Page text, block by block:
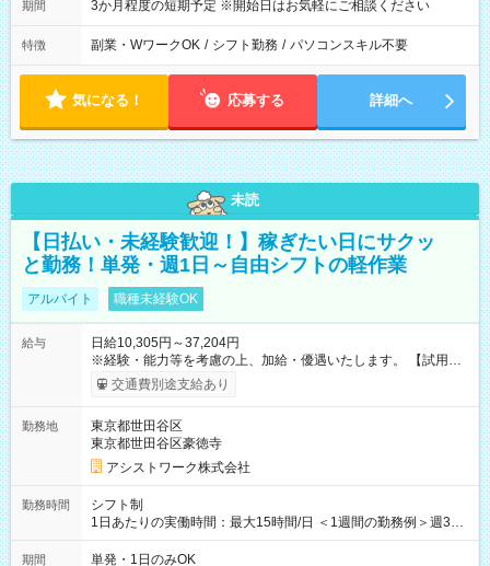
期間 3か月程度の短期予定 ※開始日はお気軽にご相談ください
特徴 副業・WワークOK / シフト勤務 / パソコンスキル不要
気になる！ 応募する 詳細へ
未読
【日払い・未経験歓迎！】稼ぎたい日にサクッ
と勤務！単発・週1日～自由シフトの軽作業
アルバイト 職種未経験OK
給与
日給10,305円～37,204円
※経験・能力等を考慮の上、加給・優遇いたします。 【試用期
間】試用期間なし
交通費別途支給あり
勤務地
東京都世田谷区
東京都世田谷区豪徳寺
アシストワーク株式会社
勤務時間
シフト制
1日あたりの実働時間：最大15時間/日 ＜1週間の勤務例＞週3回
勤務 勤務：月・水・金 休み：火・木・土・日 好きな時にお仕事
可能です！ ※1日あたりの最大実働時間は日勤、夜勤共に勤務し
期間 単発・1日のみOK